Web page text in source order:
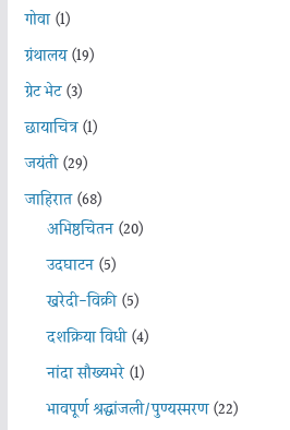
गोवा(1)
ग्रंथालय(19)
ग्रेट भेट(3)
छायाचित्र(1)
जयंती(29)
जाहिरात(68)
अभिष्ठचिंतन(20)
उदघाटन(5)
खरेदी-विक्री(5)
दशक्रिया विधी(4)
नांदा सौख्यभरे(1)
भावपूर्ण श्रद्धांजली/पुण्यस्मरण(22)